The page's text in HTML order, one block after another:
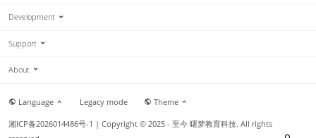
\
t
Development
Support
About
Language Legacy mode Theme
湘ICP备2026014486号-1 | Copyright © 2025 - 至今 曙梦教育科技. All rights